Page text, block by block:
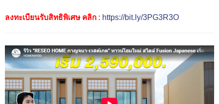
ลงทะเบียนรับสิทธิพิเศษ คลิก : https://bit.ly/3PG3R3O